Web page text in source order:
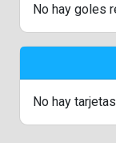
No hay goles
No hay